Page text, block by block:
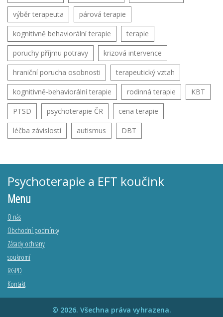
výběr terapeuta párová terapie
kognitivně behaviorální terapie terapie
poruchy příjmu potravy krizová intervence
hraniční porucha osobnosti terapeutický vztah
kognitivně-behaviorální terapie rodinná terapie KBT
PTSD psychoterapie ČR cena terapie
léčba závislostí autismus DBT
Psychoterapie a EFT koučink
Menu
O nás
Obchodní podmínky
Zásady ochrany
soukromí
RGPD
Kontakt
© 2026. Všechna práva vyhrazena.